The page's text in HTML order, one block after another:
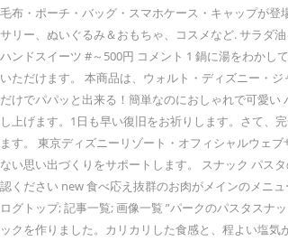
毛布・ポーチ・バッグ・スマホケース・キャップが
サリー、ぬいぐるみ＆おもちゃ、コスメなど. サラダ
ハンドスイーツ #～500円 コメント 1 鍋に湯をわかし
いただけます。 本商品は、ウォルト・ディズニー・
だけでパパッと出来る！簡単なのにおしゃれで可愛
し上げます。1日も早い復旧をお祈りします。さて、
ます。 東京ディズニーリゾート・オフィシャルウェ
ない思い出づくりをサポートします。 スナック パス
認ください new 食べ応え抜群のお肉がメインのメニ
ログトップ; 記事一覧; 画像一覧 ”パークのパスタス
ックを作りました。カリカリした食感と、程よい塩